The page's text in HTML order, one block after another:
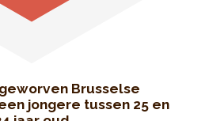
Brusselse
jongere tussen 25 en